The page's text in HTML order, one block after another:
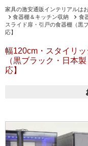
家具の激安通販インテリアルは
食器棚＆キッチン収納
食
スライド扉・引戸の食器棚（黒
応】
幅120cm・スタイリ
（黒ブラック・日本
応】